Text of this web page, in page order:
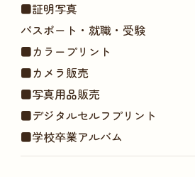
■証明写真
パスポート・就職・受験
■カラープリント
■カメラ販売
■写真用品販売
■デジタルセルフプリント
■学校卒業アルバム